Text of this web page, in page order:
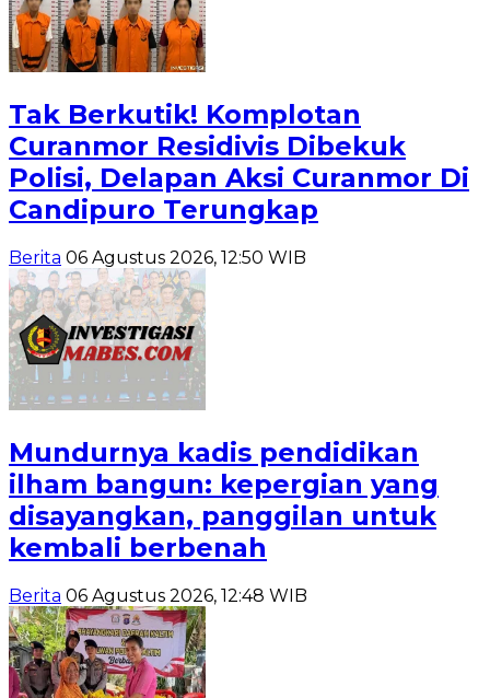
Tak Berkutik! Komplotan
Curanmor Residivis Dibekuk
Polisi, Delapan Aksi Curanmor Di
Candipuro Terungkap
Berita 06 Agustus 2026, 12:50 WIB
Mundurnya kadis pendidikan
ilham bangun: kepergian yang
disayangkan, panggilan untuk
kembali berbenah
Berita 06 Agustus 2026, 12:48 WIB